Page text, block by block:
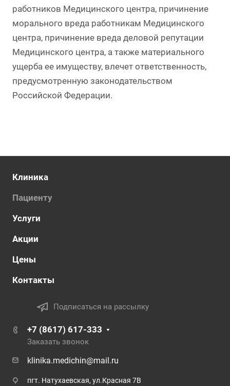
работников Медицинского центра, причинение
морального вреда работникам Медицинского
центра, причинение вреда деловой репутации
Медицинского центра, а также материального
ущерба ее имуществу, влечет ответственность,
предусмотренную законодательством
Российской Федерации.
Клиника
Пациенту
Услуги
Акции
Цены
Контакты
Подписаться на рассылку
+7 (8617) 617-333
Заказать звонок
klinika.medichin@mail.ru
пгт. Натухаевская, ул.Красная 7В